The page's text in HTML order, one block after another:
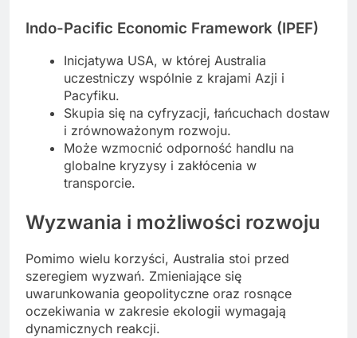
Indo-Pacific Economic Framework (IPEF)
Inicjatywa USA, w której Australia
uczestniczy wspólnie z krajami Azji i
Pacyfiku.
Skupia się na cyfryzacji, łańcuchach dostaw
i zrównoważonym rozwoju.
Może wzmocnić odporność handlu na
globalne kryzysy i zakłócenia w
transporcie.
Wyzwania i możliwości rozwoju
Pomimo wielu korzyści, Australia stoi przed
szeregiem wyzwań. Zmieniające się
uwarunkowania geopolityczne oraz rosnące
oczekiwania w zakresie ekologii wymagają
dynamicznych reakcji.